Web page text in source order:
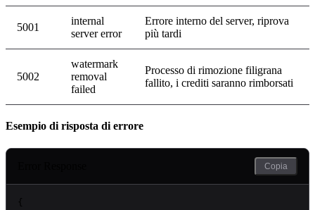
5001
internal
server error
Errore interno del server, riprova
più tardi
5002
watermark
removal
failed
Processo di rimozione filigrana
fallito, i crediti saranno rimborsati
Esempio di risposta di errore
Copia
{